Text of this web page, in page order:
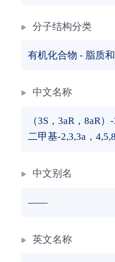
分子结构分类
有机化合物 - 脂质
中文名称
（3S，3aR，8aR
二甲基-2,3,3a，
中文别名
——
英文名称